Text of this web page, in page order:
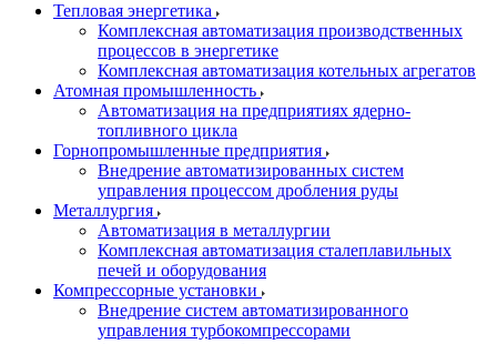
Тепловая энергетика
Комплексная автоматизация производственных
процессов в энергетике
Комплексная автоматизация котельных агрегатов
Атомная промышленность
Автоматизация на предприятиях ядерно-
топливного цикла
Горнопромышленные предприятия
Внедрение автоматизированных систем
управления процессом дробления руды
Металлургия
Автоматизация в металлургии
Комплексная автоматизация сталеплавильных
печей и оборудования
Компрессорные установки
Внедрение систем автоматизированного
управления турбокомпрессорами